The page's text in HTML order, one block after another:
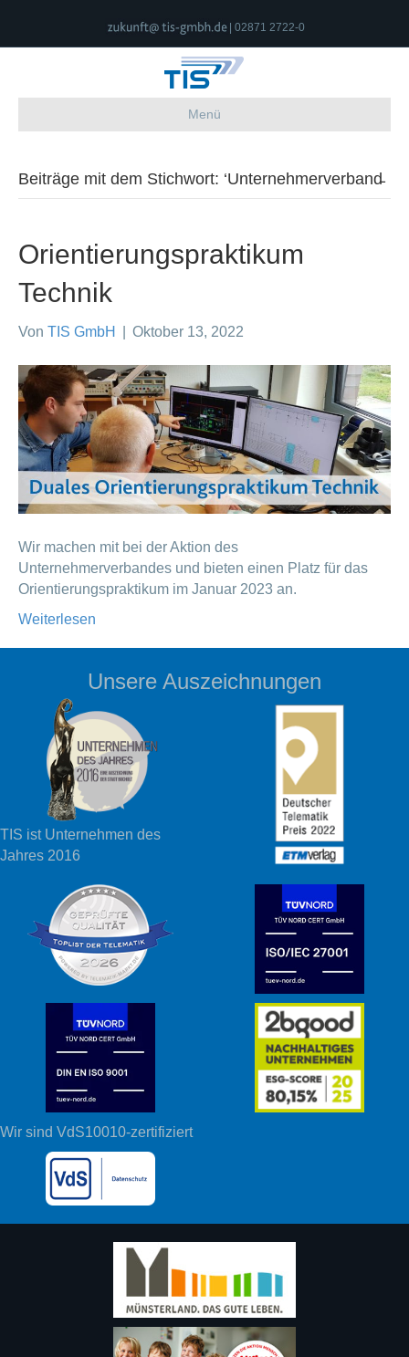
| 02871 2722-0
Menü
Beiträge mit dem Stichwort: ‘Unternehmerverband̵
Orientierungspraktikum
Technik
Von TIS GmbH Oktober 13, 2022
Wir machen mit bei der Aktion des
Unternehmerverbandes und bieten einen Platz für das
Orientierungspraktikum im Januar 2023 an.
Weiterlesen
Unsere Auszeichnungen
TIS ist Unternehmen des
Jahres 2016
Wir sind VdS10010-zertifiziert